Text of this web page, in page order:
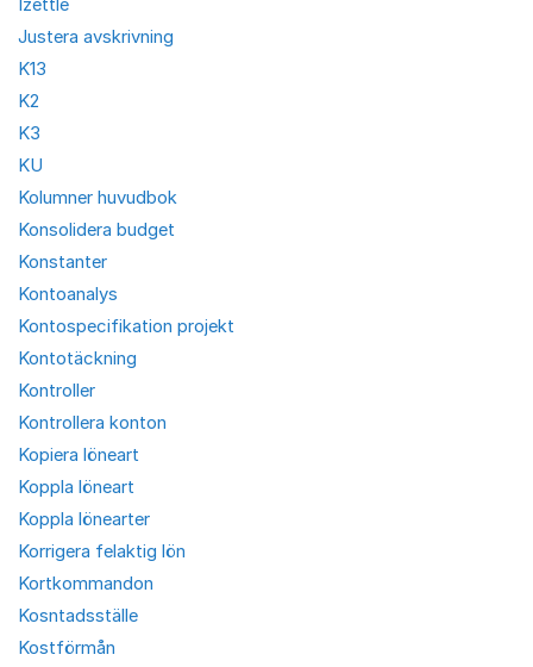
Izettle
Justera avskrivning
K13
K2
K3
KU
Kolumner huvudbok
Konsolidera budget
Konstanter
Kontoanalys
Kontospecifikation projekt
Kontotäckning
Kontroller
Kontrollera konton
Kopiera löneart
Koppla löneart
Koppla lönearter
Korrigera felaktig lön
Kortkommandon
Kosntadsställe
Kostförmån